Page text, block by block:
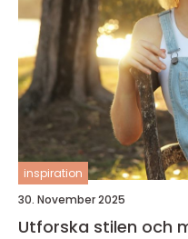
inspiration
30. November 2025
Utforska stilen och